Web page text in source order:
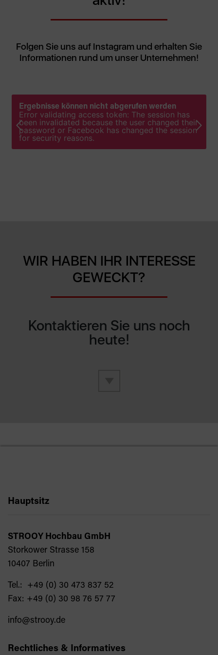
Vom Dachstuhl oder Carport bis hin zur Fassade
bieten wir ein breites Spektrum an
Folgen Sie uns auf Instagram und erhalten Sie
Informationen rund um unser Unternehmen!
Ergebnisse können nicht abgerufen werden
Error validating access token: The session has
been invalidated because the user changed their
password or Facebook has changed the session
for security reasons.
WIR HABEN IHR INTERESSE
GEWECKT?
Kontaktieren Sie uns noch
heute!
Hauptsitz
STROOY Hochbau GmbH
Storkower Strasse 158
10407 Berlin
Tel.: +49 (0) 30 473 837 52
Fax: +49 (0) 30 98 76 57 77
info@strooy.de
Rechtliches & Informatives